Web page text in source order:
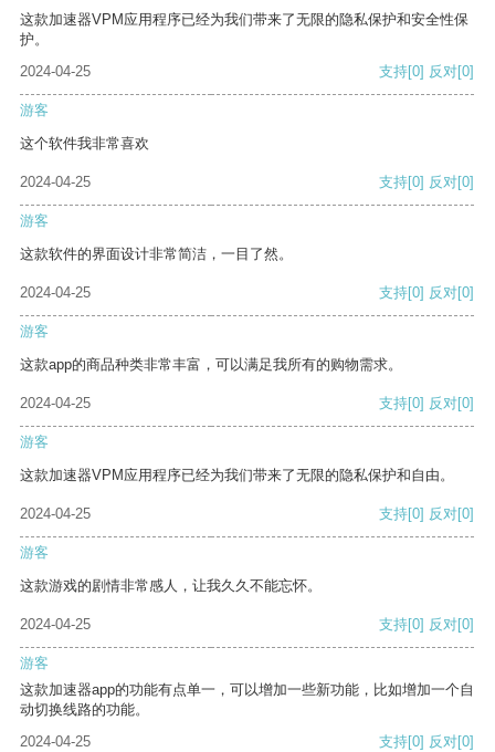
这款加速器VPM应用程序已经为我们带来了无限的隐私保护和安全性保
护。
2024-04-25
支持[0] 反对[0]
游客
这个软件我非常喜欢
2024-04-25 支持[0] 反对[0]
游客
这款软件的界面设计非常简洁，一目了然。
2024-04-25 支持[0] 反对[0]
游客
这款app的商品种类非常丰富，可以满足我所有的购物需求。
2024-04-25 支持[0] 反对[0]
游客
这款加速器VPM应用程序已经为我们带来了无限的隐私保护和自由。
2024-04-25 支持[0] 反对[0]
游客
这款游戏的剧情非常感人，让我久久不能忘怀。
2024-04-25 支持[0] 反对[0]
游客
这款加速器app的功能有点单一，可以增加一些新功能，比如增加一个自
动切换线路的功能。
2024-04-25
支持[0] 反对[0]